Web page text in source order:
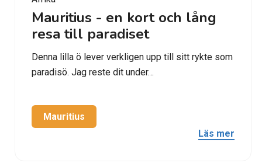
Mauritius - en kort och lång
resa till paradiset
Denna lilla ö lever verkligen upp till sitt rykte som
paradisö. Jag reste dit under…
Mauritius
Läs mer